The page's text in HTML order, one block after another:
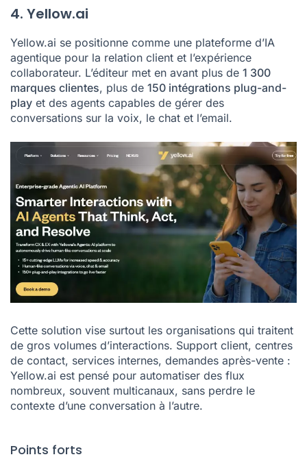
4. Yellow.ai
Yellow.ai se positionne comme une plateforme d’IA
agentique pour la relation client et l’expérience
collaborateur. L’éditeur met en avant plus de 1 300
marques clientes, plus de 150 intégrations plug-and-
play et des agents capables de gérer des
conversations sur la voix, le chat et l’email.
Cette solution vise surtout les organisations qui traitent
de gros volumes d’interactions. Support client, centres
de contact, services internes, demandes après-vente :
Yellow.ai est pensé pour automatiser des flux
nombreux, souvent multicanaux, sans perdre le
contexte d’une conversation à l’autre.
Points forts